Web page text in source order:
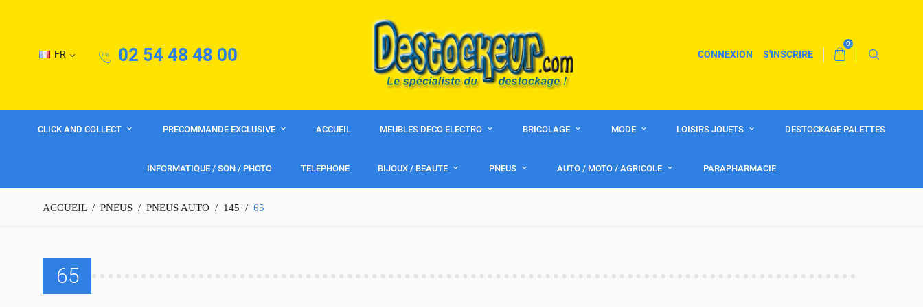
FR 02 54 48 48 00 CONNEXION S'INSCRIRE
0
CLICK AND COLLECT PRECOMMANDE EXCLUSIVE ACCUEIL MEUBLES DECO ELECTRO BRICOLAGE MODE LOISIRS JOUETS DESTOCKAGE PALETTES
INFORMATIQUE / SON / PHOTO TELEPHONE BIJOUX / BEAUTE PNEUS AUTO / MOTO / AGRICOLE PARAPHARMACIE
ACCUEIL PNEUS PNEUS AUTO 145 65
65